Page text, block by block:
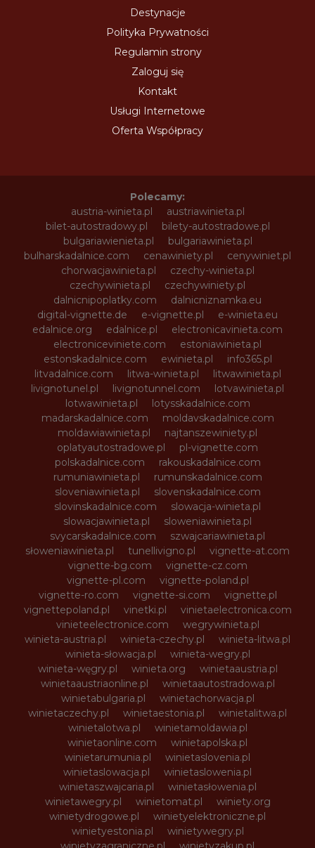
Destynacje
Polityka Prywatności
Regulamin strony
Zaloguj się
Kontakt
Usługi Internetowe
Oferta Współpracy
Polecamy:
austria-winieta.pl
austriawinieta.pl
bilet-autostradowy.pl
bilety-autostradowe.pl
bulgariawienieta.pl
bulgariawinieta.pl
bulharskadalnice.com
cenawiniety.pl
cenywiniet.pl
chorwacjawinieta.pl
czechy-winieta.pl
czechywinieta.pl
czechywiniety.pl
dalnicnipoplatky.com
dalnicniznamka.eu
digital-vignette.de
e-vignette.pl
e-winieta.eu
edalnice.org
edalnice.pl
electronicavinieta.com
electroniceviniete.com
estoniawinieta.pl
estonskadalnice.com
ewinieta.pl
info365.pl
litvadalnice.com
litwa-winieta.pl
litwawinieta.pl
livignotunel.pl
livignotunnel.com
lotvawinieta.pl
lotwawinieta.pl
lotysskadalnice.com
madarskadalnice.com
moldavskadalnice.com
moldawiawinieta.pl
najtanszewiniety.pl
oplatyautostradowe.pl
pl-vignette.com
polskadalnice.com
rakouskadalnice.com
rumuniawinieta.pl
rumunskadalnice.com
sloveniawinieta.pl
slovenskadalnice.com
slovinskadalnice.com
slowacja-winieta.pl
slowacjawinieta.pl
sloweniawinieta.pl
svycarskadalnice.com
szwajcariawinieta.pl
słoweniawinieta.pl
tunellivigno.pl
vignette-at.com
vignette-bg.com
vignette-cz.com
vignette-pl.com
vignette-poland.pl
vignette-ro.com
vignette-si.com
vignette.pl
vignettepoland.pl
vinetki.pl
vinietaelectronica.com
vinieteelectronice.com
wegrywinieta.pl
winieta-austria.pl
winieta-czechy.pl
winieta-litwa.pl
winieta-słowacja.pl
winieta-wegry.pl
winieta-węgry.pl
winieta.org
winietaaustria.pl
winietaaustriaonline.pl
winietaautostradowa.pl
winietabulgaria.pl
winietachorwacja.pl
winietaczechy.pl
winietaestonia.pl
winietalitwa.pl
winietalotwa.pl
winietamoldawia.pl
winietaonline.com
winietapolska.pl
winietarumunia.pl
winietaslovenia.pl
winietaslowacja.pl
winietaslowenia.pl
winietaszwajcaria.pl
winietasłowenia.pl
winietawegry.pl
winietomat.pl
winiety.org
winietydrogowe.pl
winietyelektroniczne.pl
winietyestonia.pl
winietywegry.pl